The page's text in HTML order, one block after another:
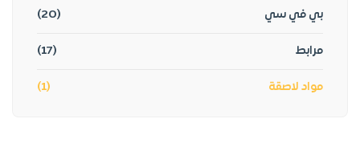
بي في سي (20)
مرابط (17)
مواد لاصقة (1)